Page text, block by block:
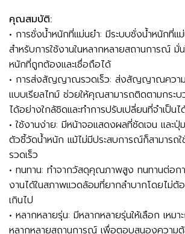
คุณสมบัติ:
• การชั่งน้ำหนักที่แม่นยำ: มีระบบชั่งน้ำหนักที่แ
สำหรับการใช้งานในหลากหลายสถานการณ์ มั่
หนักที่ถูกต้องและเชื่อถือได้
• การส่งสัญญาณรวดเร็ว: ส่งสัญญาณความ
แบบเรียลไทม์ ช่วยให้คุณสามารถติดตามกร
ได้อย่างใกล้ชิดและทำการปรับเปลี่ยนที่จำเป็นไ
• ใช้งานง่าย: มีหน้าจอแสดงผลที่ชัดเจน และ
ตัวชี้วัดน้ำหนัก แม้ไม่มีประสบการณ์ก็สามารถ
รวดเร็ว
• ทนทาน: ทำจากวัสดุคุณภาพสูง ทนทานต่อกา
งานได้ในสภาพแวดล้อมที่ยากลำบากโดยไม่ต้
เกินไป
• หลากหลายรุ่น: มีหลากหลายรุ่นให้เลือก เหมา
หลากหลายสถานการณ์ เพื่อตอบสนองความ